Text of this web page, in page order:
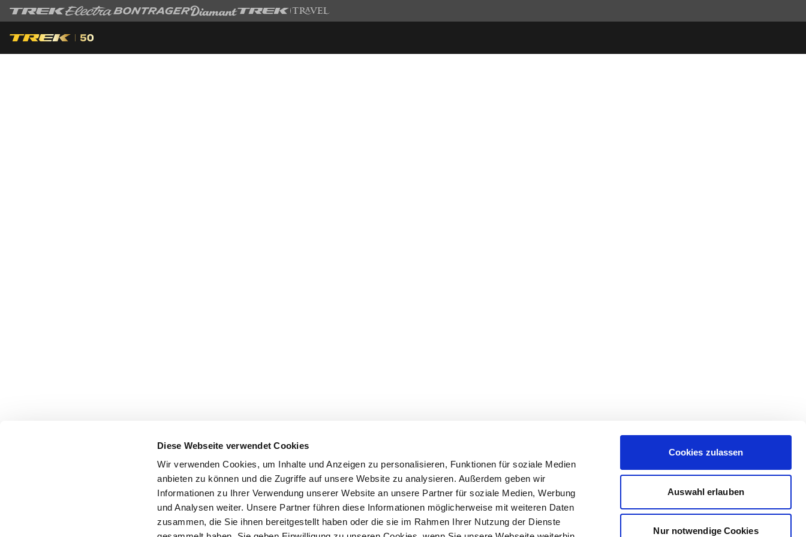
Diese Webseite verwendet Cookies
Wir verwenden Cookies, um Inhalte und Anzeigen zu personalisieren, Funktionen für soziale Medien
anbieten zu können und die Zugriffe auf unsere Website zu analysieren. Außerdem geben wir
Informationen zu Ihrer Verwendung unserer Website an unsere Partner für soziale Medien, Werbung
und Analysen weiter. Unsere Partner führen diese Informationen möglicherweise mit weiteren Daten
zusammen, die Sie ihnen bereitgestellt haben oder die sie im Rahmen Ihrer Nutzung der Dienste
Cookies zulassen
Auswahl erlauben
Nur notwendige Cookies